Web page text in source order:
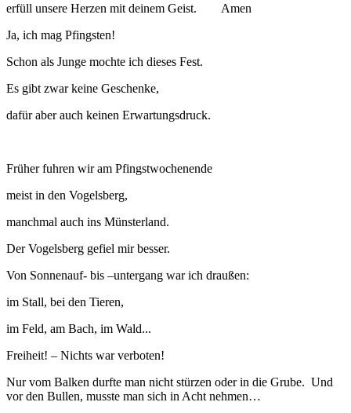
erfüll unsere Herzen mit deinem Geist. Amen
Ja, ich mag Pfingsten!
Schon als Junge mochte ich dieses Fest.
Es gibt zwar keine Geschenke,
dafür aber auch keinen Erwartungsdruck.
Früher fuhren wir am Pfingstwochenende
meist in den Vogelsberg,
manchmal auch ins Münsterland.
Der Vogelsberg gefiel mir besser.
Von Sonnenauf- bis –untergang war ich draußen:
im Stall, bei den Tieren,
im Feld, am Bach, im Wald...
Freiheit! – Nichts war verboten!
Nur vom Balken durfte man nicht stürzen oder in die Grube. Und
vor den Bullen, musste man sich in Acht nehmen…